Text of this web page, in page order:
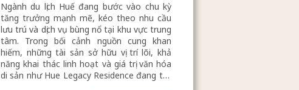
Ngành du lịch Huế đang bước vào chu kỳ
tăng trưởng mạnh mẽ, kéo theo nhu cầu
lưu trú và dịch vụ bùng nổ tại khu vực trung
tâm. Trong bối cảnh nguồn cung khan
hiếm, những tài sản sở hữu vị trí lõi, khả
năng khai thác linh hoạt và giá trị văn hóa
di sản như Hue Legacy Residence đang trở